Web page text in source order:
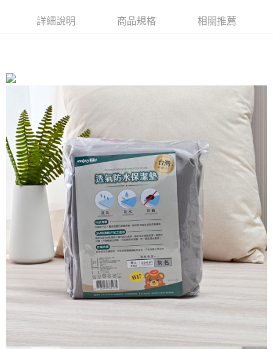
４．使用「AFTEE先享後付」時，將依據個別帳號之用戶狀況，依本公司即
詳細說明 商品規格 相關推薦